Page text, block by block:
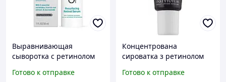
Выравнивающая
сыворотка с ретинолом
Retinol Serum 30ml
Готово к отправке
Концентрована
сироватка з ретинолом
Instytutum Pro-grade Anti-
Готово к отправке